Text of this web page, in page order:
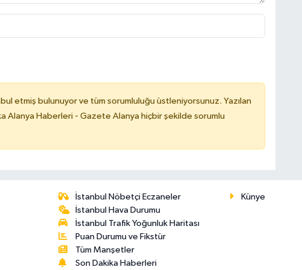
etmiş bulunuyor ve tüm sorumluluğu üstleniyorsunuz. Yazılan
Alanya Haberleri - Gazete Alanya hiçbir şekilde sorumlu
İstanbul Nöbetçi Eczaneler
İstanbul Hava Durumu
İstanbul Trafik Yoğunluk Haritası
Puan Durumu ve Fikstür
Tüm Manşetler
Son Dakika Haberleri
Künye